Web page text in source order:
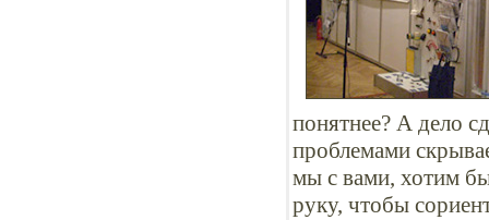
понятнее? А дело
проблемами
мы с вами, хотим
руку, чтобы